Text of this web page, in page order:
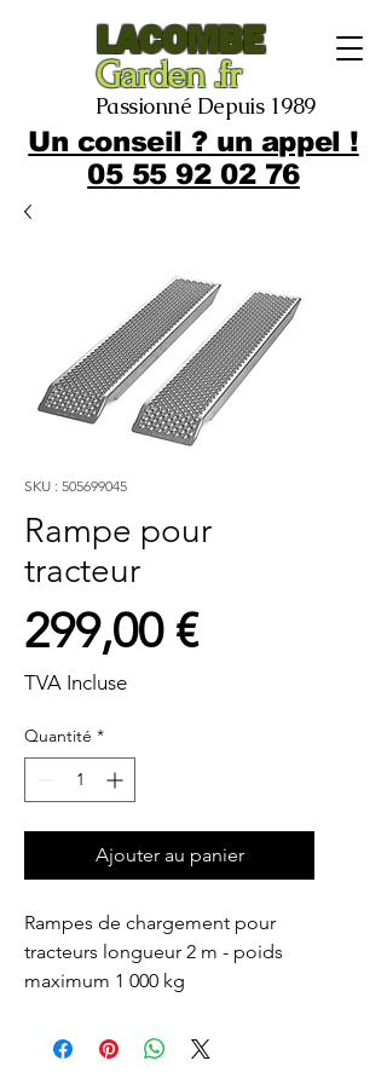
LACOMBE
Garden .fr
Passionné Depuis 1989
Un conseil ? un appel !
05 55 92 02 76
SKU : 505699045
Rampe pour
tracteur
299,00 €Prix
TVA Incluse
Quantité *
Ajouter au panier
Rampes de chargement pour
tracteurs longueur 2 m - poids
maximum 1 000 kg